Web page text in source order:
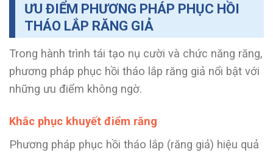
ƯU ĐIỂM PHƯƠNG PHÁP PHỤC HỒI
THÁO LẮP RĂNG GIẢ
Trong hành trình tái tạo nụ cười và chức năng răng,
phương pháp phục hồi tháo lắp răng giả nổi bật với
những ưu điểm không ngờ.
Khắc phục khuyết điểm răng
Phương pháp phục hồi tháo lắp (răng giả) hiệu quả